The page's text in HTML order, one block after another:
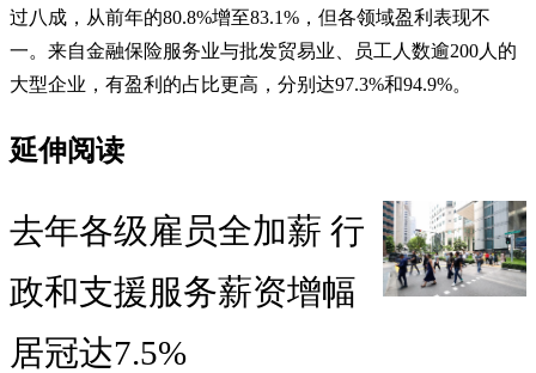
过八成，从前年的80.8%增至83.1%，但各领域盈利表现不
一。来自金融保险服务业与批发贸易业、员工人数逾200人的
大型企业，有盈利的占比更高，分别达97.3%和94.9%。
延伸阅读
去年各级雇员全加薪 行
政和支援服务薪资增幅
居冠达7.5%